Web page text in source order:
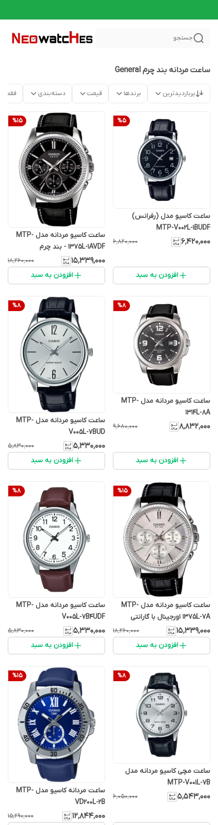
جستجو
ساعت مردانه بند چرم General
پربازدیدترین برندها قیمت دسته‌بندی فقط
%5
ساعت کاسیو مدل (رفرانس)
MTP-V002L-1BUDF
۶٬۴۲۰٬۰۰۰ ۶٬۸۲۰٬۰۰۰
افزودن به سبد
%15
ساعت کاسیو مردانه مدل MTP-
1375L-1AVDF - بند چرم
۱۵٬۳۳۹٬۰۰۰ ۱۸٬۲۶۰٬۰۰۰
افزودن به سبد
%8
ساعت کاسیو مردانه مدل MTP-
1314L-8A
۸٬۸۳۲٬۰۰۰ ۹٬۶۸۰٬۰۰۰
افزودن به سبد
%8
ساعت کاسیو مردانه مدل MTP-
V005L-7BUD
۵٬۳۳۰٬۰۰۰ ۵٬۸۳۰٬۰۰۰
افزودن به سبد
%15
ساعت کاسیو مردانه مدل MTP-
1375L-7A اورجینال با گارانتی
یکساله پوزیترون
۱۵٬۳۳۹٬۰۰۰ ۱۸٬۲۶۰٬۰۰۰
افزودن به سبد
%8
ساعت کاسیو مردانه مدل MTP-
V005L-7B4UDF
۵٬۳۳۰٬۰۰۰ ۵٬۸۳۰٬۰۰۰
افزودن به سبد
%8
ساعت مچی کاسیو مردانه مدل
MTP-V001L-7B
۵٬۵۴۳٬۰۰۰ ۶٬۰۵۰٬۰۰۰
%15
ساعت مردانه کاسیو مدل MTP-
VD200L-2B
۱۲٬۸۴۴٬۰۰۰ ۱۵٬۲۹۰٬۰۰۰